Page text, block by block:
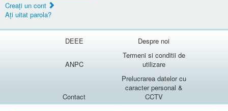
Creaţi un cont
Aţi uitat parola?
DEEE Despre noi
ANPC
Termeni si conditii de
utilizare
Contact
Prelucrarea datelor cu
caracter personal &
CCTV